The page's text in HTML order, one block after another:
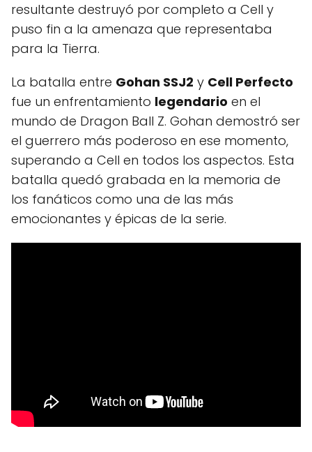
resultante destruyó por completo a Cell y
puso fin a la amenaza que representaba
para la Tierra.
La batalla entre Gohan SSJ2 y Cell Perfecto
fue un enfrentamiento legendario en el
mundo de Dragon Ball Z. Gohan demostró ser
el guerrero más poderoso en ese momento,
superando a Cell en todos los aspectos. Esta
batalla quedó grabada en la memoria de
los fanáticos como una de las más
emocionantes y épicas de la serie.